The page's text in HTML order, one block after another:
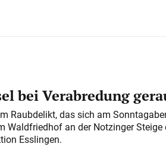
bei Verabredung
Raubdelikt, das sich am
Waldfriedhof an der Notzinger Steige
Esslingen.